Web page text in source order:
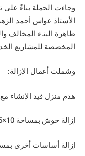
وجاءت الحملة بناءً على
الأستاذ عواس أحمد
ظاهرة البناء المخالف
المخصصة للمشاريع
وشملت أعمال الإزالة:
هدم منزل قيد الإنشاء مع
إزالة حوش بمساحة 10×15 مترًا
إزالة أساسات أخرى بمساحة 20×20 في وحدة